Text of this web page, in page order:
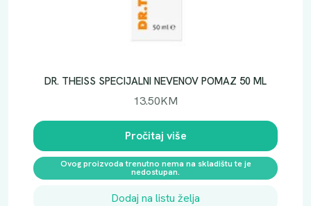
DR. THEISS SPECIJALNI NEVENOV POMAZ 50 ML
13.50KM
Pročitaj više
Ovog proizvoda trenutno nema na skladištu te je
nedostupan.
Dodaj na listu želja